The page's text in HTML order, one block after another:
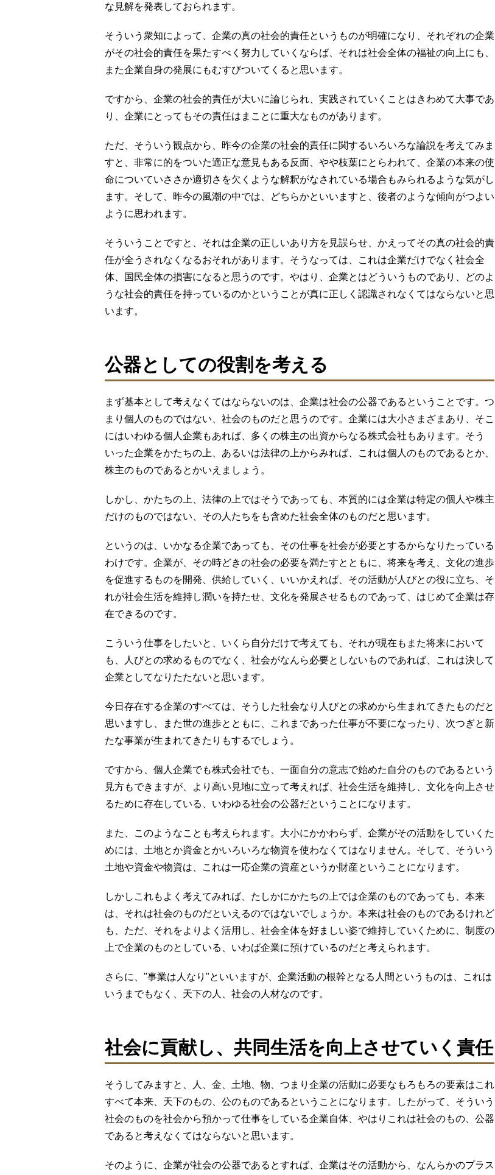
な見解を発表しておられます。
そういう衆知によって、企業の真の社会的責任というものが明確になり、それぞれの企業
がその社会的責任を果たすべく努力していくならば、それは社会全体の福祉の向上にも、
また企業自身の発展にもむすびついてくると思います。
ですから、企業の社会的責任が大いに論じられ、実践されていくことはきわめて大事であ
り、企業にとってもその責任はまことに重大なものがあります。
ただ、そういう観点から、昨今の企業の社会的責任に関するいろいろな論説を考えてみま
すと、非常に的をついた適正な意見もある反面、やや枝葉にとらわれて、企業の本来の使
命についていささか適切さを欠くような解釈がなされている場合もみられるような気がし
ます。そして、昨今の風潮の中では、どちらかといいますと、後者のような傾向がつよい
ように思われます。
そういうことですと、それは企業の正しいあり方を見誤らせ、かえってその真の社会的責
任が全うされなくなるおそれがあります。そうなっては、これは企業だけでなく社会全
体、国民全体の損害になると思うのです。やはり、企業とはどういうものであり、どのよ
うな社会的責任を持っているのかということが真に正しく認識されなくてはならないと思
います。
公器としての役割を考える
まず基本として考えなくてはならないのは、企業は社会の公器であるということです。つ
まり個人のものではない、社会のものだと思うのです。企業には大小さまざまあり、そこ
にはいわゆる個人企業もあれば、多くの株主の出資からなる株式会社もあります。そう
いった企業をかたちの上、あるいは法律の上からみれば、これは個人のものであるとか、
株主のものであるとかいえましょう。
しかし、かたちの上、法律の上ではそうであっても、本質的には企業は特定の個人や株主
だけのものではない、その人たちをも含めた社会全体のものだと思います。
というのは、いかなる企業であっても、その仕事を社会が必要とするからなりたっている
わけです。企業が、その時どきの社会の必要を満たすとともに、将来を考え、文化の進歩
を促進するものを開発、供給していく、いいかえれば、その活動が人びとの役に立ち、そ
れが社会生活を維持し潤いを持たせ、文化を発展させるものであって、はじめて企業は存
在できるのです。
こういう仕事をしたいと、いくら自分だけで考えても、それが現在もまた将来において
も、人びとの求めるものでなく、社会がなんら必要としないものであれば、これは決して
企業としてなりたたないと思います。
今日存在する企業のすべては、そうした社会なり人びとの求めから生まれてきたものだと
思いますし、また世の進歩とともに、これまであった仕事が不要になったり、次つぎと新
たな事業が生まれてきたりもするでしょう。
ですから、個人企業でも株式会社でも、一面自分の意志で始めた自分のものであるという
見方もできますが、より高い見地に立って考えれば、社会生活を維持し、文化を向上させ
るために存在している、いわゆる社会の公器だということになります。
また、このようなことも考えられます。大小にかかわらず、企業がその活動をしていくた
めには、土地とか資金とかいろいろな物資を使わなくてはなりません。そして、そういう
土地や資金や物資は、これは一応企業の資産というか財産ということになります。
しかしこれもよく考えてみれば、たしかにかたちの上では企業のものであっても、本来
は、それは社会のものだといえるのではないでしょうか。本来は社会のものであるけれど
も、ただ、それをよりよく活用し、社会全体を好ましい姿で維持していくために、制度の
上で企業のものとしている、いわば企業に預けているのだと考えられます。
さらに、"事業は人なり"といいますが、企業活動の根幹となる人間というものは、これは
いうまでもなく、天下の人、社会の人材なのです。
社会に貢献し、共同生活を向上させていく責任
そうしてみますと、人、金、土地、物、つまり企業の活動に必要なもろもろの要素はこれ
すべて本来、天下のもの、公のものであるということになります。したがって、そういう
社会のものを社会から預かって仕事をしている企業自体、やはりこれは社会のもの、公器
であると考えなくてはならないと思います。
そのように、企業が社会の公器であるとすれば、企業はその活動から、なんらかのプラス